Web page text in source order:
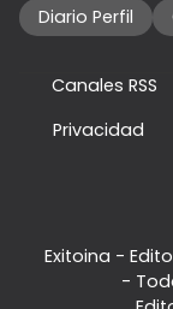
Diario Perfil
Canales RSS
Privacidad
Exitoina -
-